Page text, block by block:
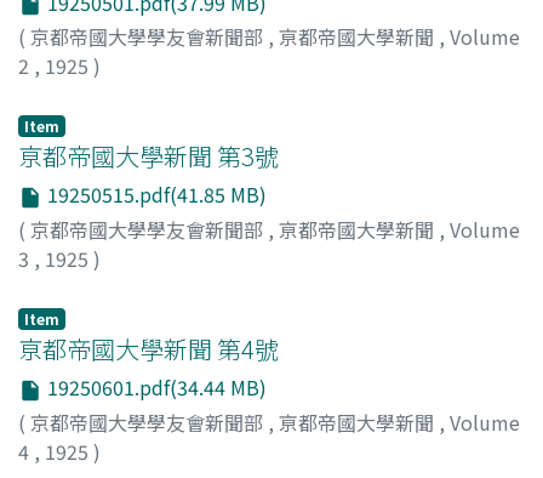
( 京都帝國大學學友會新聞部 , 亰都帝國大學新聞 , Volume
2 , 1925 )
Item
亰都帝國大學新聞 第3號
19250515.pdf(41.85 MB)
( 京都帝國大學學友會新聞部 , 亰都帝國大學新聞 , Volume
3 , 1925 )
Item
亰都帝國大學新聞 第4號
19250601.pdf(34.44 MB)
( 京都帝國大學學友會新聞部 , 亰都帝國大學新聞 , Volume
4 , 1925 )